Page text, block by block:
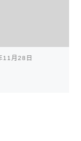
11月28日